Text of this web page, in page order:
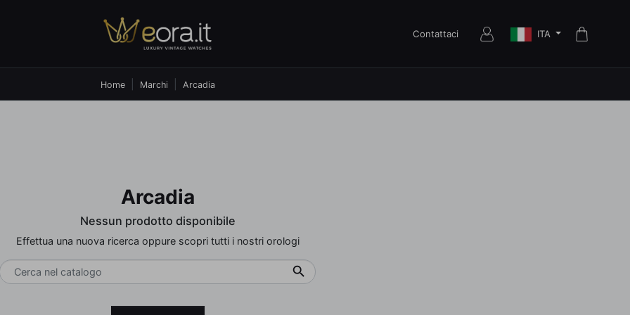
Contattaci ITA
Home Marchi Arcadia
Arcadia
Nessun prodotto disponibile
Effettua una nuova ricerca oppure scopri tutti i nostri orologi
